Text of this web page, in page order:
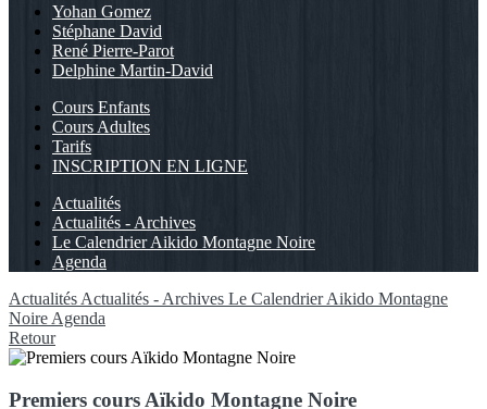
Yohan Gomez
Stéphane David
René Pierre-Parot
Delphine Martin-David
Cours Enfants
Cours Adultes
Tarifs
INSCRIPTION EN LIGNE
Actualités
Actualités - Archives
Le Calendrier Aikido Montagne Noire
Agenda
Actualités Actualités - Archives Le Calendrier Aikido Montagne
Noire Agenda
Retour
Premiers cours Aïkido Montagne Noire